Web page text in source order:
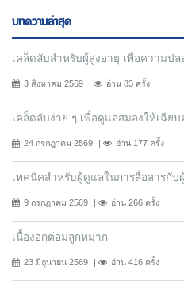
บทความล่าสุด
เคล็ดลับสำหรับผู้สูงอายุ เพื่อความป
3 สิงหาคม 2569 อ่าน 83 ครั้ง
เคล็ดลับง่าย ๆ เพื่อดูแลสมองให้เฉีย
24 กรกฎาคม 2569 อ่าน 177 ครั้ง
เทคนิคสำหรับผู้ดูแลในการสื่อสารกับ
9 กรกฎาคม 2569 อ่าน 266 ครั้ง
เนื้องอกต่อมลูกหมาก
23 มิถุนายน 2569 อ่าน 416 ครั้ง